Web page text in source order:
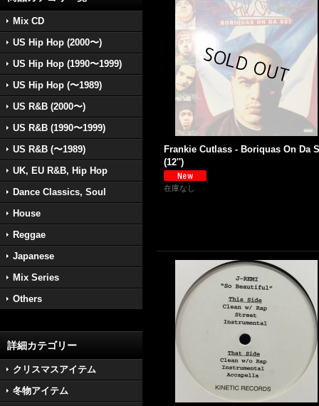
Mix CD
US Hip Hop (2000〜)
US Hip Hop (1990〜1999)
US Hip Hop (〜1989)
US R&B (2000〜)
US R&B (1990〜1999)
US R&B (〜1989)
UK, EU R&B, Hip Hop
Dance Classics, Soul
House
Reggae
Japanese
Mix Series
Others
詳細カテゴリー
クリスマスアイテム
冬物アイテム
Frankie Cutlass - Boriquas On Da
(12'')
在庫なし